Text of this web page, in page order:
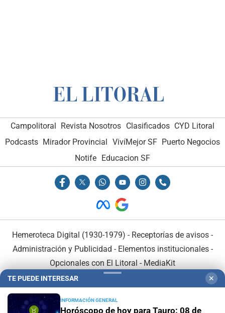
Campolitoral Revista Nosotros Clasificados CYD Litoral
Podcasts Mirador Provincial VivíMejor SF Puerto Negocios
Notife Educacion SF
Hemeroteca Digital (1930-1979) - Receptorías de avisos -
Administración y Publicidad - Elementos institucionales-
Opcionales con El Litoral - MediaKit
TE PUEDE INTERESAR ✕
INFORMACIÓN GENERAL
Horóscopo de hoy para Tauro: 08 de